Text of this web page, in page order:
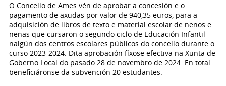
​O Concello de Ames vén de aprobar a concesión e o
pagamento de axudas por valor de 940,35 euros, para a
adquisición de libros de texto e material escolar de nenos e
nenas que cursaron o segundo ciclo de Educación Infantil
nalgún dos centros escolares públicos do concello durante o
curso 2023-2024. Dita aprobación fíxose efectiva na Xunta de
Goberno Local do pasado 28 de novembro de 2024. En total
beneficiáronse da subvención 20 estudantes.